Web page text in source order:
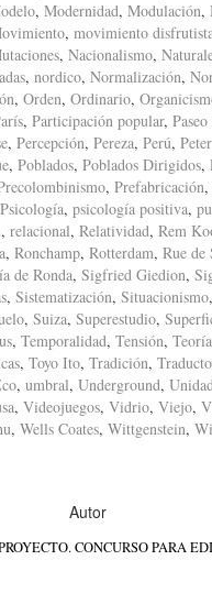
, Modernidad, Modulación,
, movimiento
, Nacionalismo,
, nordico, Normalización,
, Orden, Ordinario,
, Participación popular,
, Percepción, Pereza, Perú,
, Poblados, Poblados Dirigidos,
, Prefabricación,
Psicología, psicología positiva,
, relacional, Relatividad, Rem
, Ronchamp, Rotterdam, Rue de
de Ronda, Sigfried Giedion,
, Sistematización, Situacionismo,
, Suiza, Superestudio,
, Temporalidad, Tensión, Teoría
, Toyo Ito, Tradición,
, umbral, Underground,
, Videojuegos, Vidrio, Viejo,
, Wells Coates, Wittgenstein,
Autor
CONCURSO PARA